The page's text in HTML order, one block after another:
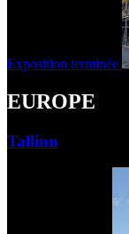
Exposition terminée
EUROPE
Tallinn